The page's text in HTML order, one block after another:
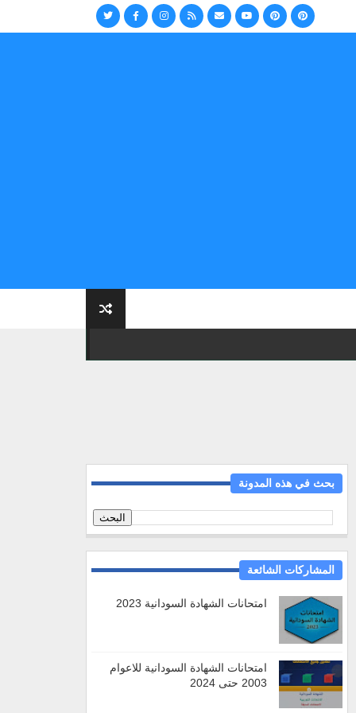
بحث في هذه المدونة
المشاركات الشائعة
امتحانات الشهادة السودانية 2023
امتحانات الشهادة السودانية للاعوام
2003 حتى 2024